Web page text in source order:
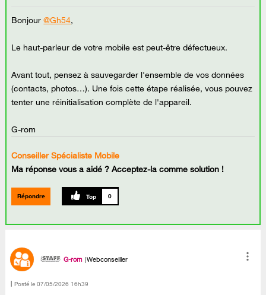
Bonjour@Gh54,
Le haut-parleur de votre mobile est peut-être défectueux.
Avant tout, pensez à sauvegarder l'ensemble de vos données
(contacts, photos…). Une fois cette étape réalisée, vous pouvez
tenter une réinitialisation complète de l'appareil.
G-rom
Conseiller Spécialiste Mobile
Ma réponse vous a aidé ? Acceptez-la comme solution !
Répondre 0
G-rom Webconseiller
Posté le ‎07/05/2026 16h39